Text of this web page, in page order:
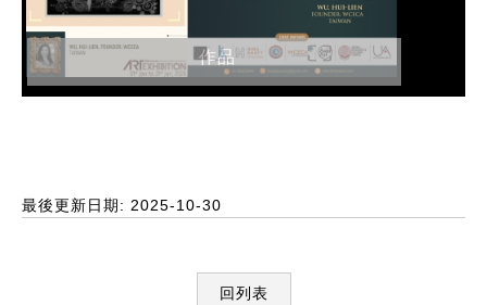
作品
最後更新日期: 2025-10-30
回列表